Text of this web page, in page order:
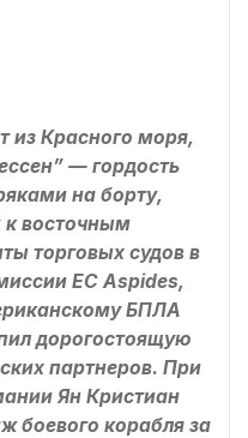
из Красного моря,
— гордость
на борту,
к восточным
торговых судов в
ЕС Aspides,
БПЛА
дорогостоящую
партнеров. При
Ян Кристиан
боевого корабля за